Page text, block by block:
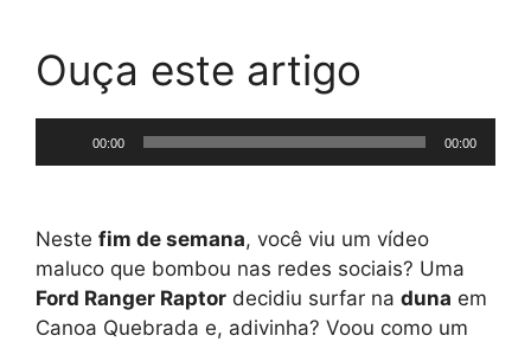
Ouça este artigo
de
00:00 00:00
Neste fim de semana, você viu um vídeo
maluco que bombou nas redes sociais? Uma
Ford Ranger Raptor decidiu surfar na duna em
Canoa Quebrada e, adivinha? Voou como um